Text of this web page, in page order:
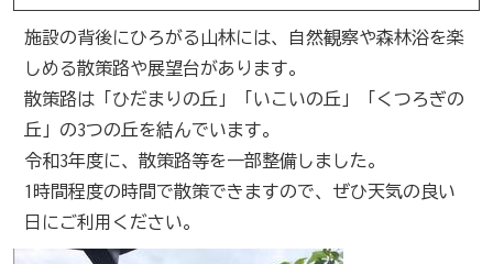
施設の背後にひろがる山林には、自然観察や森林浴を楽
しめる散策路や展望台があります。
散策路は「ひだまりの丘」「いこいの丘」「くつろぎの
丘」の3つの丘を結んでいます。
令和3年度に、散策路等を一部整備しました。
1時間程度の時間で散策できますので、ぜひ天気の良い
日にご利用ください。